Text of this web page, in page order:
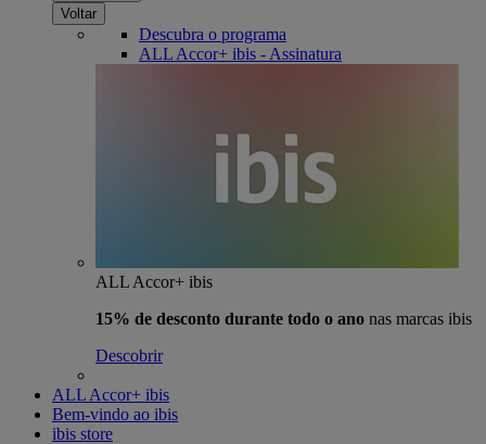
Voltar
Descubra o programa
ALL Accor+ ibis - Assinatura
ALL Accor+ ibis
15% de desconto durante todo o ano nas marcas ibis
Descobrir
ALL Accor+ ibis
Bem-vindo ao ibis
ibis store